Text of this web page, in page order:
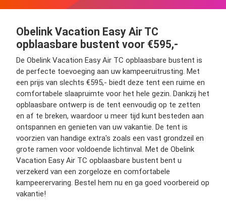
Obelink Vacation Easy Air TC
opblaasbare bustent voor €595,-
De Obelink Vacation Easy Air TC opblaasbare bustent is
de perfecte toevoeging aan uw kampeeruitrusting. Met
een prijs van slechts €595,- biedt deze tent een ruime en
comfortabele slaapruimte voor het hele gezin. Dankzij het
opblaasbare ontwerp is de tent eenvoudig op te zetten
en af te breken, waardoor u meer tijd kunt besteden aan
ontspannen en genieten van uw vakantie. De tent is
voorzien van handige extra's zoals een vast grondzeil en
grote ramen voor voldoende lichtinval. Met de Obelink
Vacation Easy Air TC opblaasbare bustent bent u
verzekerd van een zorgeloze en comfortabele
kampeerervaring. Bestel hem nu en ga goed voorbereid op
vakantie!